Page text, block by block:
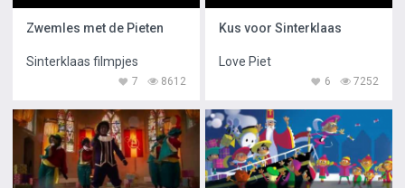
Zwemles met de Pieten
Sinterklaas filmpjes
8612
7
Kus voor Sinterklaas
Love Piet
7252
6